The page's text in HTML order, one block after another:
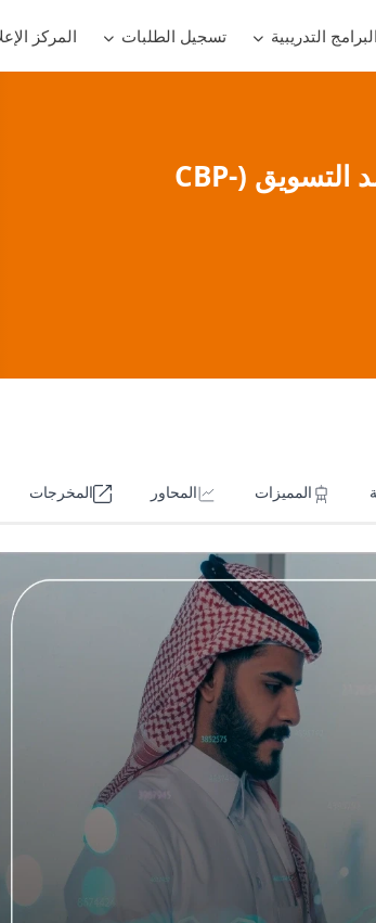
البرامج التدريبية تسجيل الطلبات المركز
التدريب على شهادة محترف معتمد التسويق (CBP-
المميزات المحاور المخرجات